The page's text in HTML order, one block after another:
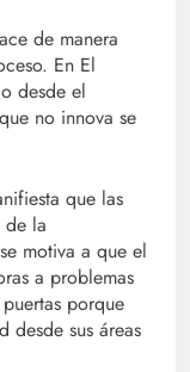
de manera
En El
desde el
no innova se
que las
de la
motiva a que el
a problemas
porque
desde sus áreas